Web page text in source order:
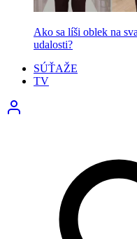
Ako sa líši oblek na
udalosti?
SÚŤAŽE
TV